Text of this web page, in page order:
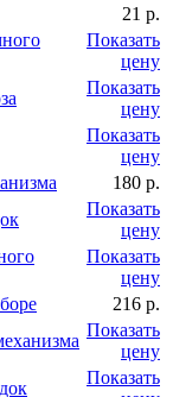
21 р.
Показать
цену
Показать
цену
Показать
цену
180 р.
Показать
цену
Показать
цену
216 р.
Показать
цену
Показать